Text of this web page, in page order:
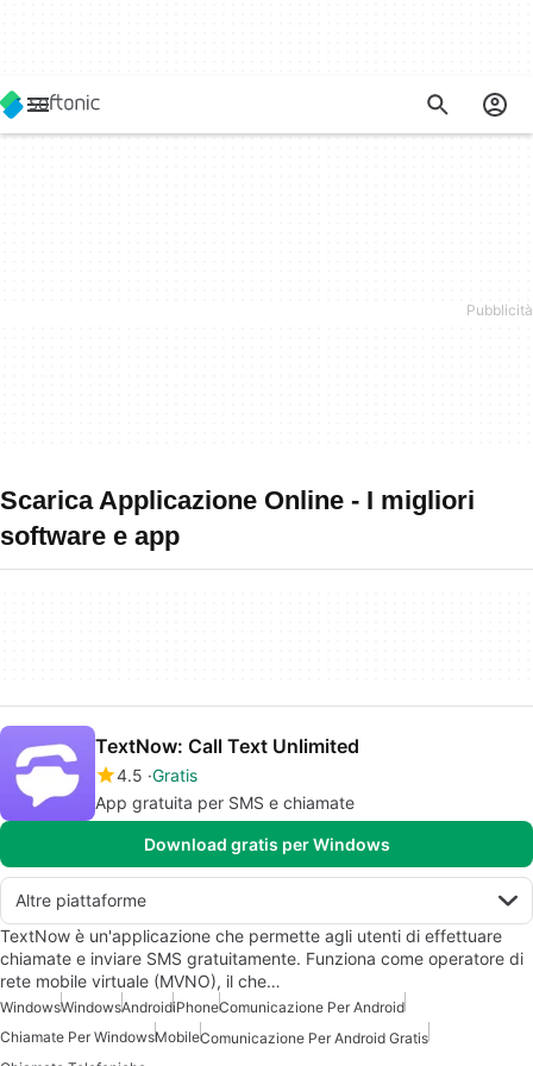
Scarica Applicazione Online - I migliori
software e app
TextNow: Call Text Unlimited
4.5 Gratis
App gratuita per SMS e chiamate
Download gratis per Windows
Altre piattaforme
TextNow è un'applicazione che permette agli utenti di effettuare
chiamate e inviare SMS gratuitamente. Funziona come operatore di
rete mobile virtuale (MVNO), il che…
WindowsWindowsAndroidiPhoneComunicazione Per Android
Chiamate Per WindowsMobileComunicazione Per Android Gratis